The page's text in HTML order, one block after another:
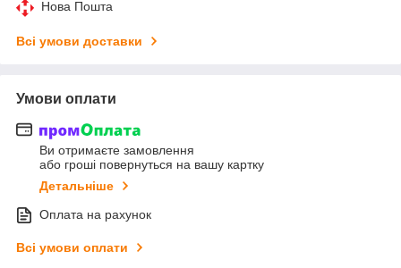
Нова Пошта
Всі умови доставки
Умови оплати
Ви отримаєте замовлення
або гроші повернуться на вашу картку
Детальніше
Оплата на рахунок
Всі умови оплати